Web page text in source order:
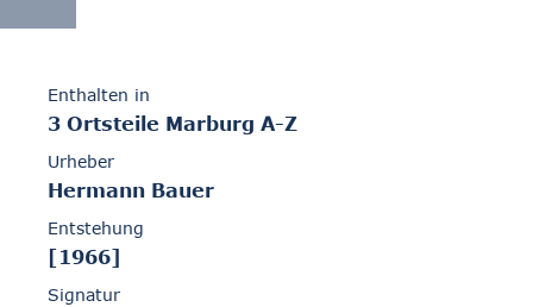
Enthalten in
3 Ortsteile Marburg A-Z
Urheber
Hermann Bauer
Entstehung
[1966]
Signatur